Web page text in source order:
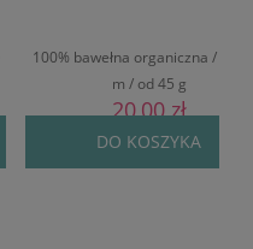
100% bawełna organiczna / od
m / od 45 g
20,00 zł
DO KOSZYKA